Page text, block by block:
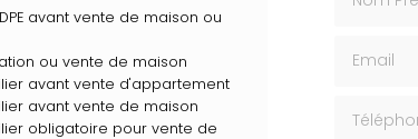
avant vente de maison ou
ou vente de maison
avant vente d'appartement
avant vente de maison
obligatoire pour vente de